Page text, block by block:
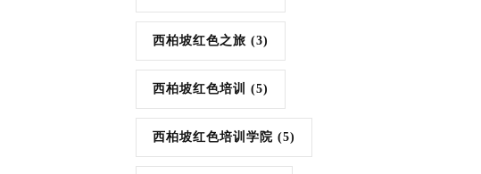
西柏坡红色之旅 (3)
西柏坡红色培训 (5)
西柏坡红色培训学院 (5)